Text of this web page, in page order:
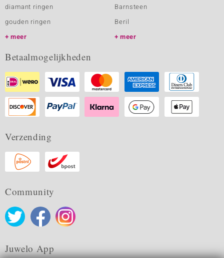
diamant ringen
gouden ringen
meer
Barnsteen
Beril
meer
Betaalmogelijkheden
Verzending
Community
Juwelo App